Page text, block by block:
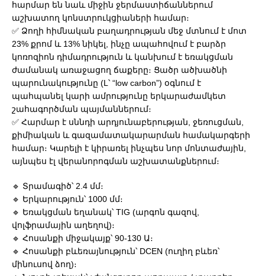
հարմար են նաև միջին ջերմաստիճաններում
աշխատող կոնստրուկցիաների համար։
✅ Ձողի հիմնական բաղադրության մեջ մտնում է մոտ
23% քրոմ և 13% նիկել, ինչը ապահովում է բարձր
կոռոզիոն դիմադրություն և կանխում է եռակցման
ժամանակ առաջացող ճաքերը։ Ցածր ածխածնի
պարունակությունը (L՝ “low carbon”) օգնում է
պահպանել կարի ամրությունը երկարաժամկետ
շահագործման պայմաններում։
✅ Հարմար է սննդի արդյունաբերության, ջեռուցման,
քիմիական և գազամատակարարման համակարգերի
համար։ Կարելի է կիրառել ինչպես նոր մոնտաժային,
այնպես էլ վերանորոգման աշխատանքներում։
🔹 Տրամագիծ՝ 2.4 մմ։
🔹 Երկարություն՝ 1000 մմ։
🔹 Եռակցման եղանակ՝ TIG (արգոն գազով,
վոլֆրամային աղեղով)։
🔹 Հոսանքի միջակայք՝ 90-130 Ա։
🔹 Հոսանքի բևեռայնություն՝ DCEN (ուղիղ բևեռ՝
մինուսով ձող)։